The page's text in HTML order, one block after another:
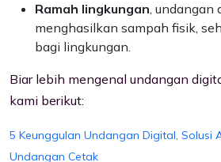
Ramah lingkungan, undangan
menghasilkan sampah fisik,
bagi lingkungan.
Biar lebih mengenal undangan
kami berikut:
5 Keunggulan Undangan Digital, Solusi
Undangan Cetak